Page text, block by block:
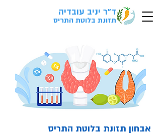
ד"ר יניב עובדיה
תזונת בלוטת התריס
אבחון תזונת בלוטת התריס